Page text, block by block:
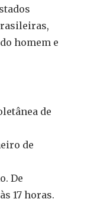
homem e
de
de
De
17 horas.